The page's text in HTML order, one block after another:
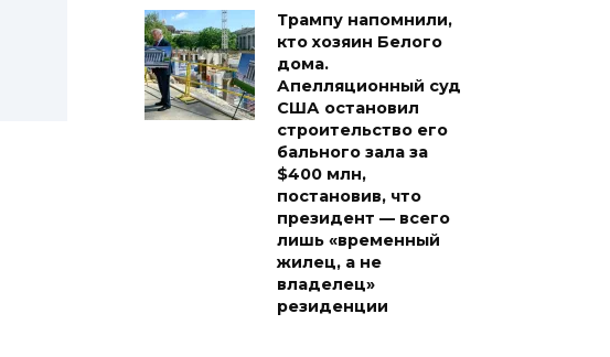
Трампу напомнили,
кто хозяин Белого
дома.
Апелляционный суд
США остановил
строительство его
бального зала за
$400 млн,
постановив, что
президент — всего
лишь «временный
жилец, а не
владелец»
резиденции